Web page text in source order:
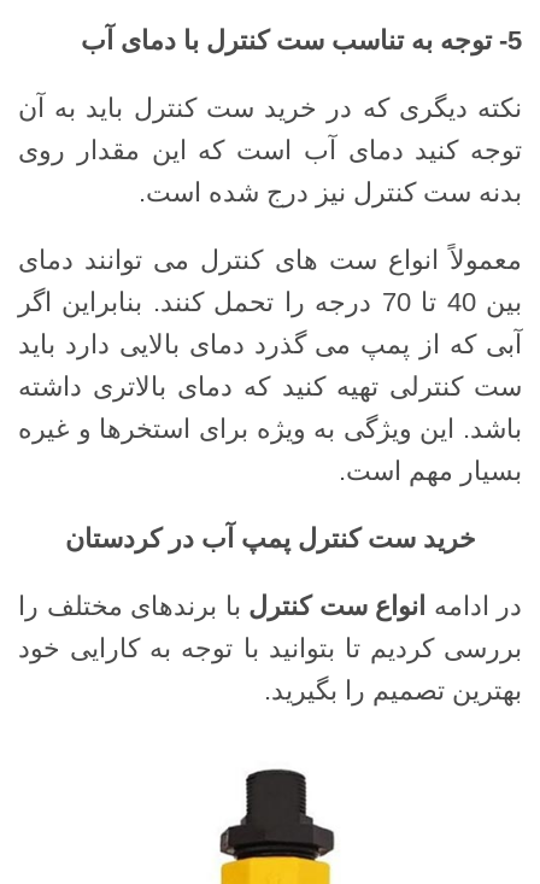
5- توجه به تناسب ست کنترل با دمای آب
نکته دیگری که در خرید ست کنترل باید به آن
توجه کنید دمای آب است که این مقدار روی
بدنه ست کنترل نیز درج شده است.
معمولاً انواع ست های کنترل می توانند دمای
بین 40 تا 70 درجه را تحمل کنند. بنابراین اگر
آبی که از پمپ می گذرد دمای بالایی دارد باید
ست کنترلی تهیه کنید که دمای بالاتری داشته
باشد. این ویژگی به ویژه برای استخرها و غیره
بسیار مهم است.
خرید ست کنترل پمپ آب در کردستان
در ادامه انواع ست کنترل با برندهای مختلف را
بررسی کردیم تا بتوانید با توجه به کارایی خود
بهترین تصمیم را بگیرید.